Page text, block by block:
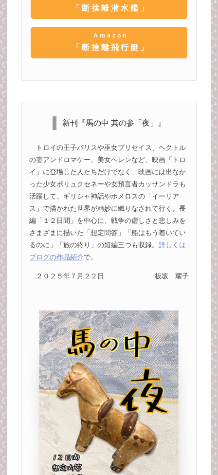
「断捨離潜水艦」
Amazon
「断捨離飛行艇」
新刊『馬の中 其の参「夜」』
トロイの王子パリスや巫女ブリセイス、ヘクトル
の妻アンドロマケー、美女ヘレンなど、映画「トロ
イ」に登場した人たちだけでなく、映画には出なか
った少女ポリュクセネーや女預言者カッサンドラも
活躍して、ギリシャ神話やホメロスの「イーリア
ス」で描かれた世界が精妙に織りなされて行く。長
編「１２日間」を中心に、戦争の虚しさと悲しみを
さまざまに描いた「想定問答」「船はもう着いてい
るのに」「旅の終り」の短編三つも収録。 詳しくは
ブログの作品紹介で。
２０２５年７月２２日 板坂 耀子